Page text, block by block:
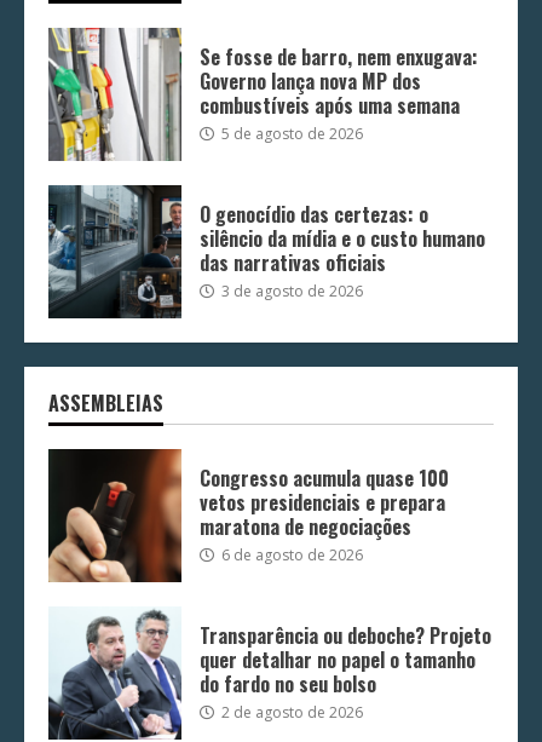
Se fosse de barro, nem enxugava:
Governo lança nova MP dos
combustíveis após uma semana
5 de agosto de 2026
O genocídio das certezas: o
silêncio da mídia e o custo humano
das narrativas oficiais
3 de agosto de 2026
ASSEMBLEIAS
Congresso acumula quase 100
vetos presidenciais e prepara
maratona de negociações
6 de agosto de 2026
Transparência ou deboche? Projeto
quer detalhar no papel o tamanho
do fardo no seu bolso
2 de agosto de 2026